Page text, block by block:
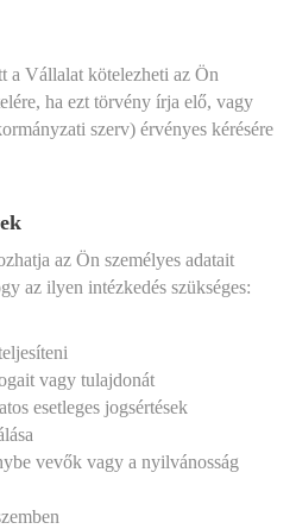
a Vállalat kötelezheti az Ön
ha ezt törvény írja elő, vagy
szerv) érvényes kérésére
az Ön személyes adatait
az ilyen intézkedés szükséges:
vagy tulajdonát
esetleges jogsértések
vevők vagy a nyilvánosság